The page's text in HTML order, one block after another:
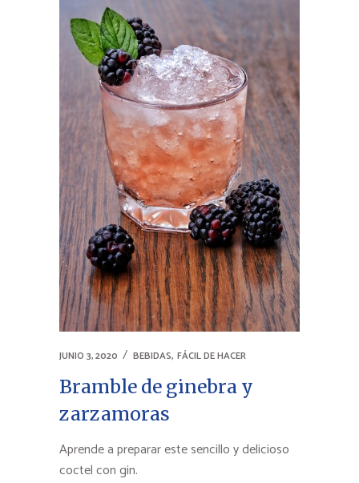
JUNIO 3, 2020 BEBIDAS, FÁCIL DE HACER
Bramble de ginebra y
zarzamoras
Aprende a preparar este sencillo y delicioso
coctel con gin.